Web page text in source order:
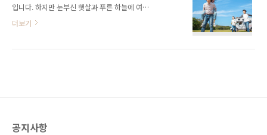
입니다. 하지만 눈부신 햇살과 푸른 하늘에 여름
향기도 가득한데요. 폭염이 조금 누그러지면 가
초점거리를 갖는 초광각 렌즈나 스마트폰의 초
더보기
공지사항